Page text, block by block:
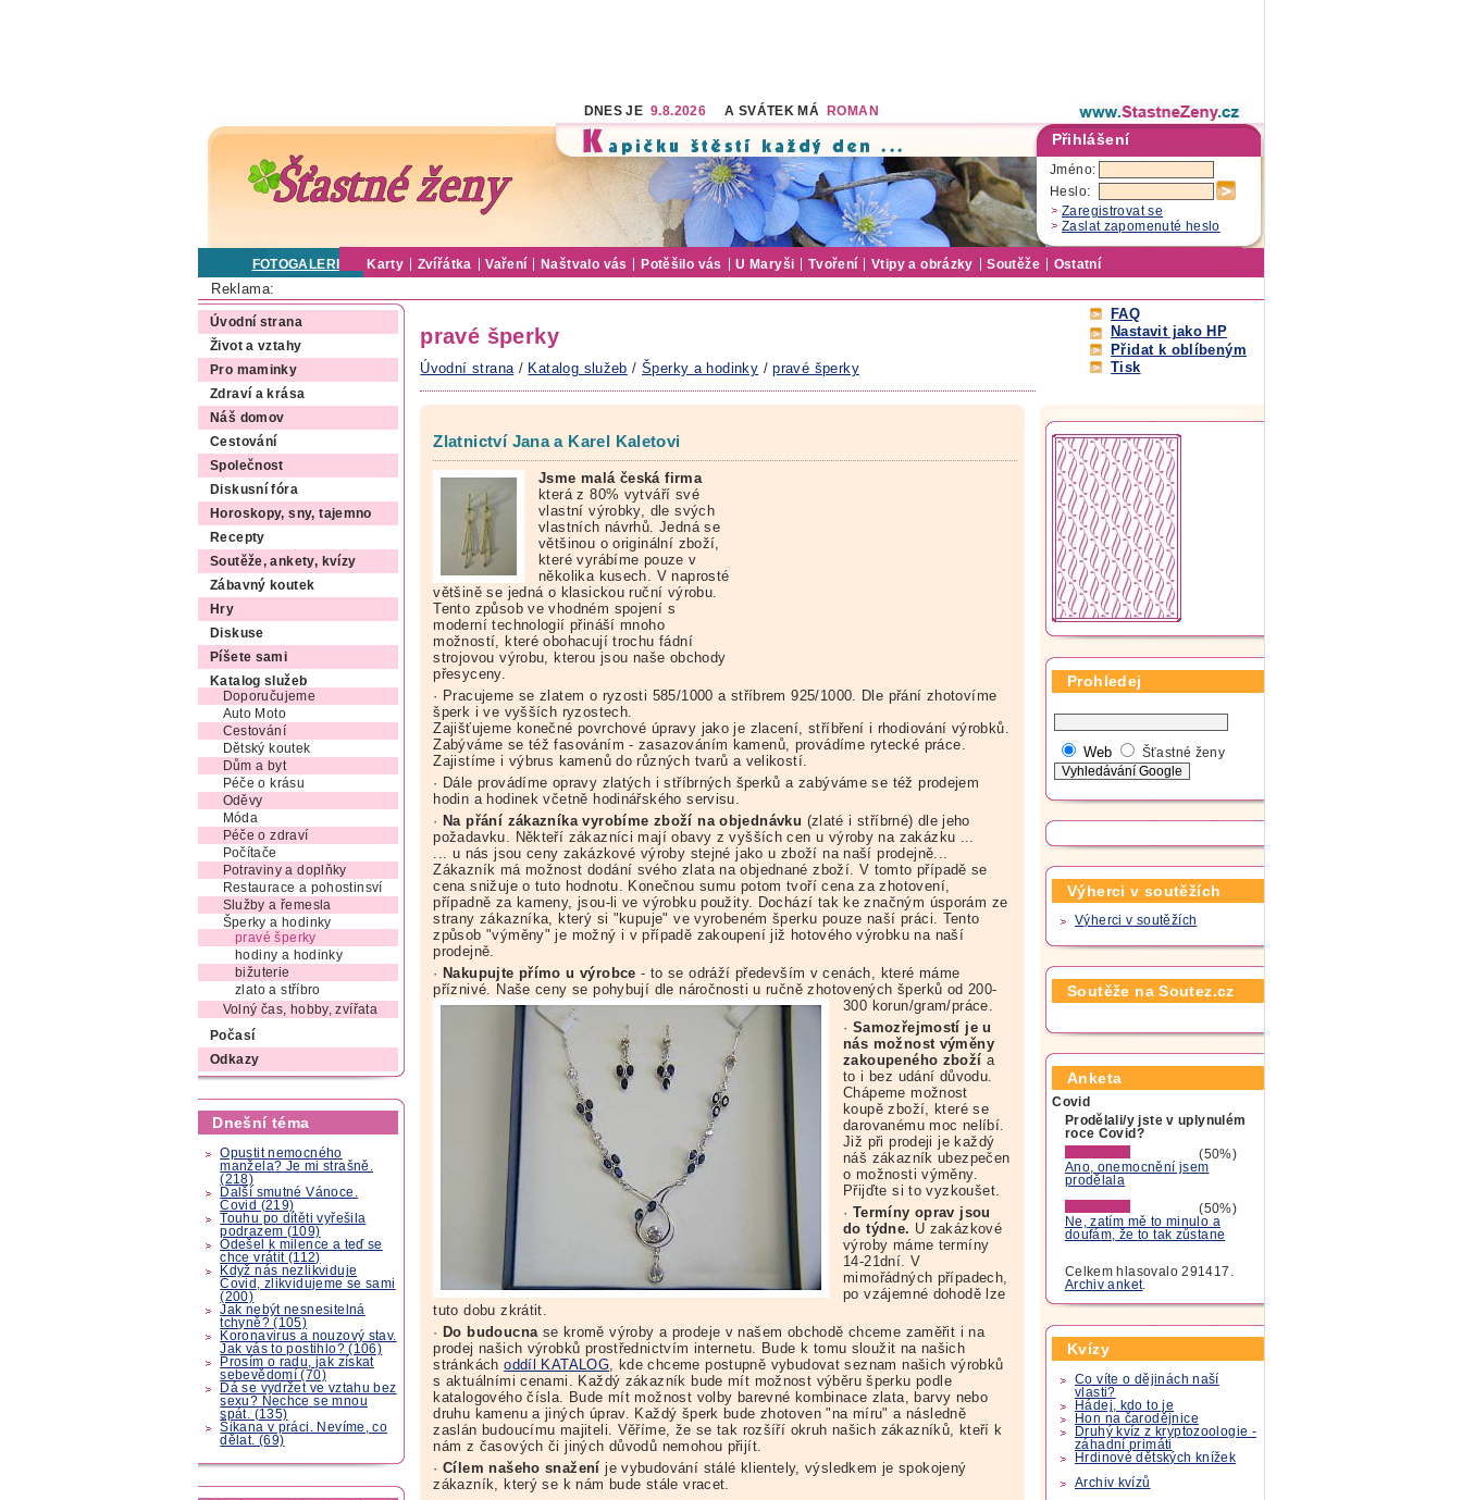
DNES JE 9.8.2026 A SVÁTEK MÁ ROMAN
Přihlášení
Jméno:
Heslo:
Zaregistrovat se
Zaslat zapomenuté heslo
FOTOGALERIE Karty Zvířátka Vaření Naštvalo vás Potěšilo vás U Maryši Tvoření Vtipy a obrázky Soutěže Ostatní
Reklama:
Úvodní strana
Život a vztahy
Pro maminky
Zdraví a krása
Náš domov
Cestování
Společnost
Diskusní fóra
Horoskopy, sny, tajemno
Recepty
Soutěže, ankety, kvízy
Zábavný koutek
Hry
Diskuse
Píšete sami
Katalog služeb
Doporučujeme
Auto Moto
Cestování
Dětský koutek
Dům a byt
Péče o krásu
Oděvy
Móda
Péče o zdraví
Počítače
Potraviny a doplňky
Restaurace a pohostinsví
Služby a řemesla
Šperky a hodinky
pravé šperky
hodiny a hodinky
bižuterie
zlato a stříbro
Volný čas, hobby, zvířata
Počasí
Odkazy
Dnešní téma
Opustit nemocného
manžela? Je mi strašně.
(218)
Další smutné Vánoce.
Covid (219)
Touhu po dítěti vyřešila
podrazem (109)
Odešel k milence a teď se
chce vrátit (112)
Když nás nezlikviduje
Covid, zlikvidujeme se sami
(200)
Jak nebýt nesnesitelná
tchyně? (105)
Koronavirus a nouzový stav.
Jak vás to postihlo? (106)
Prosím o radu, jak získat
sebevědomí (70)
Dá se vydržet ve vztahu bez
sexu? Nechce se mnou
spát. (135)
Šikana v práci. Nevíme, co
dělat. (69)
pravé šperky
Úvodní strana / Katalog služeb / Šperky a hodinky /pravé šperky
FAQ
Nastavit jako HP
Přidat k oblíbeným
Tisk
Zlatnictví Jana a Karel Kaletovi
Jsme malá česká firma
která z 80% vytváří své
vlastní výrobky, dle svých
vlastních návrhů. Jedná se
většinou o originální zboží,
které vyrábíme pouze v
několika kusech. V naprosté
většině se jedná o klasickou ruční výrobu.
Tento způsob ve vhodném spojení s
moderní technologií přináší mnoho
možností, které obohacují trochu fádní
strojovou výrobu, kterou jsou naše obchody
přesyceny.
· Pracujeme se zlatem o ryzosti 585/1000 a stříbrem 925/1000. Dle přání zhotovíme
šperk i ve vyšších ryzostech.
Zajišťujeme konečné povrchové úpravy jako je zlacení, stříbření i rhodiování výrobků.
Zabýváme se též fasováním - zasazováním kamenů, provádíme rytecké práce.
Zajistíme i výbrus kamenů do různých tvarů a velikostí.
· Dále provádíme opravy zlatých i stříbrných šperků a zabýváme se též prodejem
hodin a hodinek včetně hodinářského servisu.
· Na přání zákazníka vyrobíme zboží na objednávku (zlaté i stříbrné) dle jeho
požadavku. Někteří zákazníci mají obavy z vyšších cen u výroby na zakázku ...
... u nás jsou ceny zakázkové výroby stejné jako u zboží na naší prodejně...
Zákazník má možnost dodání svého zlata na objednané zboží. V tomto případě se
cena snižuje o tuto hodnotu. Konečnou sumu potom tvoří cena za zhotovení,
případně za kameny, jsou-li ve výrobku použity. Dochází tak ke značným úsporám ze
strany zákazníka, který si "kupuje" ve vyrobeném šperku pouze naší práci. Tento
způsob "výměny" je možný i v případě zakoupení již hotového výrobku na naší
prodejně.
· Nakupujte přímo u výrobce- to se odráží především v cenách, které máme
příznivé. Naše ceny se pohybují dle náročnosti u ručně zhotovených šperků od 200-
300 korun/gram/práce.
· Samozřejmostí je u
nás možnost výměny
zakoupeného zboží a
to i bez udání důvodu.
Chápeme možnost
koupě zboží, které se
darovanému moc nelíbí.
Již při prodeji je každý
náš zákazník ubezpečen
o možnosti výměny.
Přijďte si to vyzkoušet.
· Termíny oprav jsou
do týdne. U zakázkové
výroby máme termíny
14-21dní. V
mimořádných případech,
po vzájemné dohodě lze
tuto dobu zkrátit.
· Do budoucna se kromě výroby a prodeje v našem obchodě chceme zaměřit i na
prodej našich výrobků prostřednictvím internetu. Bude k tomu sloužit na našich
stránkáchoddíl KATALOG , kde chceme postupně vybudovat seznam našich výrobků
s aktuálními cenami. Každý zákazník bude mít možnost výběru šperku podle
katalogového čísla. Bude mít možnost volby barevné kombinace zlata, barvy nebo
druhu kamenu a jiných úprav. Každý šperk bude zhotoven "na míru" a následně
zaslán budoucímu majiteli. Věříme, že se tak rozšíří okruh našich zákazníků, kteří k
nám z časových či jiných důvodů nemohou přijít.
·Cílem našeho snažení je vybudování stálé klientely, výsledkem je spokojený
zákazník, který se k nám bude stále vracet.
Prohledej
Web Šťastné ženy
Výherci v soutěžích
Výherci v soutěžích
Soutěže na Soutez.cz
Anketa
Covid
Prodělali/y jste v uplynulém
roce Covid?
(50%)
Ano, onemocnění jsem
prodělala
(50%)
Ne, zatím mě to minulo a
doufám, že to tak zůstane
Celkem hlasovalo 291417.
Archiv anket.
Kvízy
Co víte o dějinách naší
vlasti?
Hádej, kdo to je
Hon na čarodějnice
Druhý kvíz z kryptozoologie -
záhadní primáti
Hrdinové dětských knížek
Archiv kvízů